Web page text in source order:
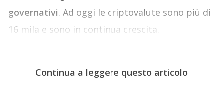
governativi. Ad oggi le criptovalute sono più di
16 mila e sono in continua crescita.
Continua a leggere questo articolo